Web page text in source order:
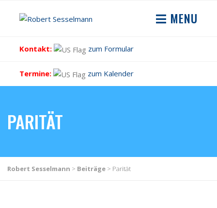
MENU
Kontakt: zum Formular
Termine: zum Kalender
PARITÄT
Robert Sesselmann > Beiträge > Parität